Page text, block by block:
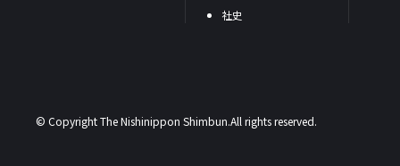
社史
© Copyright The Nishinippon Shimbun.All rights reserved.